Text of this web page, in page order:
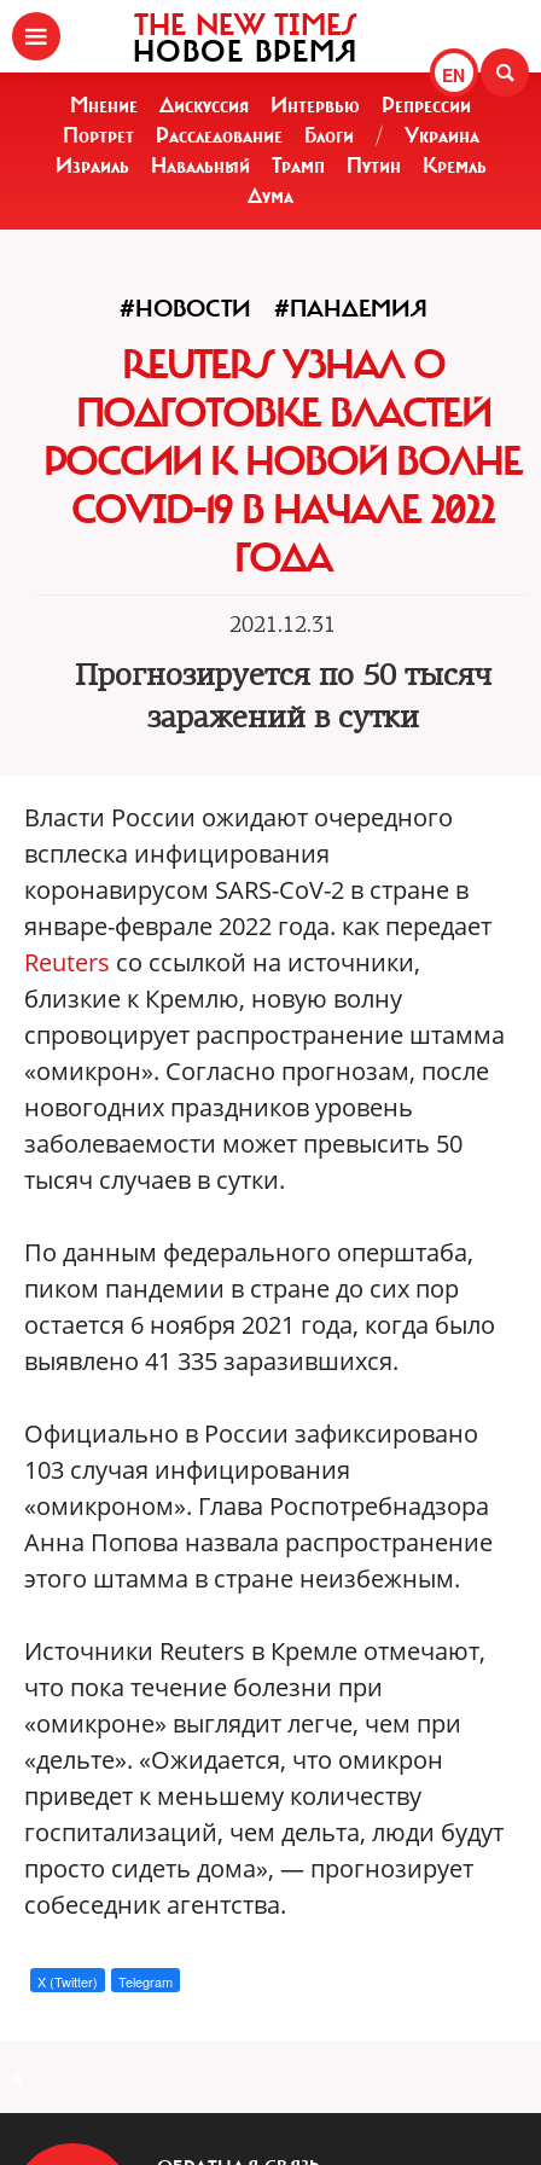
EN
THE NEW TIMES
НОВОЕ ВРЕМЯ
Мнение Дискуссия Интервью
Репрессии
Портрет
Расследование Блоги /
Украина
Израиль
Навальный Трамп Путин
Кремль
Дума
#НОВОСТИ #ПАНДЕМИЯ
REUTERS УЗНАЛ О
ПОДГОТОВКЕ ВЛАСТЕЙ
РОССИИ К НОВОЙ ВОЛНЕ
COVID-19 В НАЧАЛЕ 2022
ГОДА
2021.12.31
Прогнозируется по 50 тысяч
заражений в сутки
Власти России ожидают очередного
всплеска инфицирования
коронавирусом SARS-CoV-2 в стране в
январе-феврале 2022 года. как передает
Reuters со ссылкой на источники,
близкие к Кремлю, новую волну
спровоцирует распространение штамма
«омикрон». Согласно прогнозам, после
новогодних праздников уровень
заболеваемости может превысить 50
тысяч случаев в сутки.
По данным федерального оперштаба,
пиком пандемии в стране до сих пор
остается 6 ноября 2021 года, когда было
выявлено 41 335 заразившихся.
Официально в России зафиксировано
103 случая инфицирования
«омикроном». Глава Роспотребнадзора
Анна Попова назвала распространение
этого штамма в стране неизбежным.
Источники Reuters в Кремле отмечают,
что пока течение болезни при
«омикроне» выглядит легче, чем при
«дельте». «Ожидается, что омикрон
приведет к меньшему количеству
госпитализаций, чем дельта, люди будут
просто сидеть дома», — прогнозирует
собеседник агентства.
X (Twitter) Telegram